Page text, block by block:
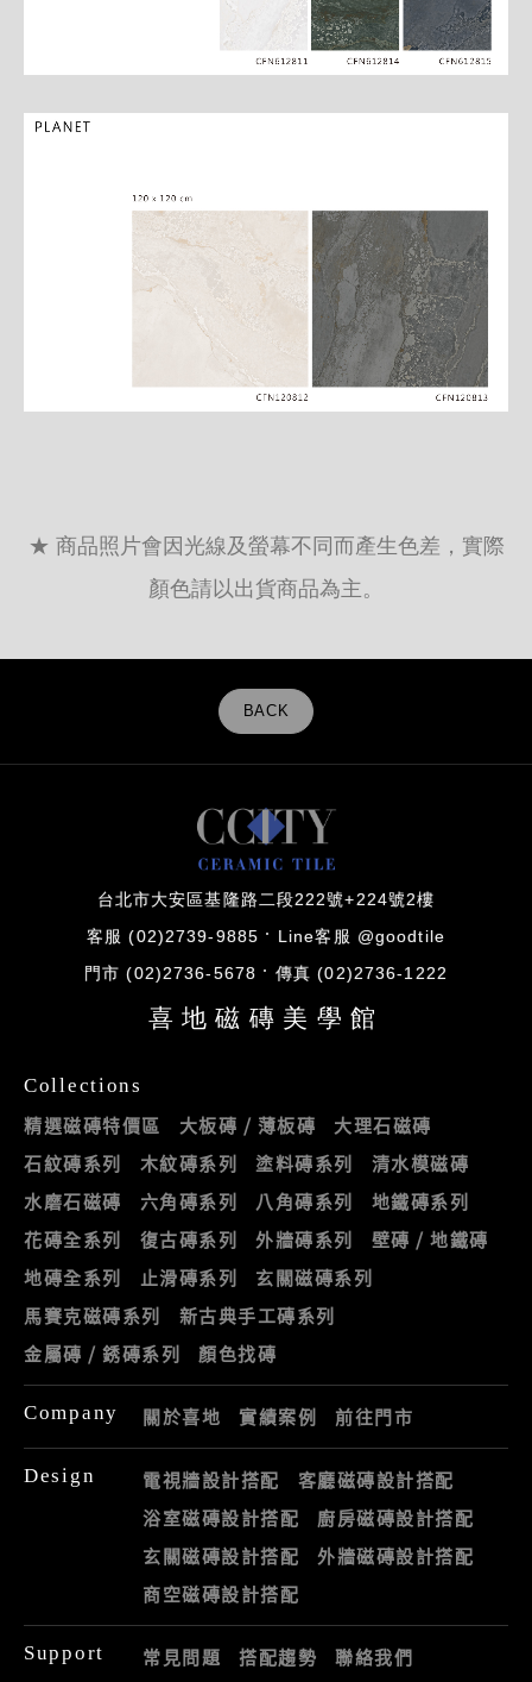
★ 商品照片會因光線及螢幕不同而產生色差，實際
顏色請以出貨商品為主。
BACK
台北市大安區基隆路二段222號+224號2樓
客服 (02)2739-9885 Line客服 @goodtile
門市 (02)2736-5678 傳真 (02)2736-1222
喜地磁磚美學館
Collections
精選磁磚特價區 大板磚 / 薄板磚
大理石磁磚
石紋磚系列
木紋磚系列 塗料磚系列
清水模磁磚
水磨石磁磚
六角磚系列 八角磚系列
地鐵磚系列
花磚全系列
復古磚系列 外牆磚系列
壁磚 / 地鐵磚
地磚全系列
止滑磚系列
玄關磁磚系列
馬賽克磁磚系列
新古典手工磚系列
金屬磚 / 銹磚系列
顏色找磚
Company 關於喜地 實績案例 前往門市
Design 電視牆設計搭配
客廳磁磚設計搭配
浴室磁磚設計搭配
廚房磁磚設計搭配
玄關磁磚設計搭配
外牆磁磚設計搭配
商空磁磚設計搭配
Support 常見問題 搭配趨勢 聯絡我們